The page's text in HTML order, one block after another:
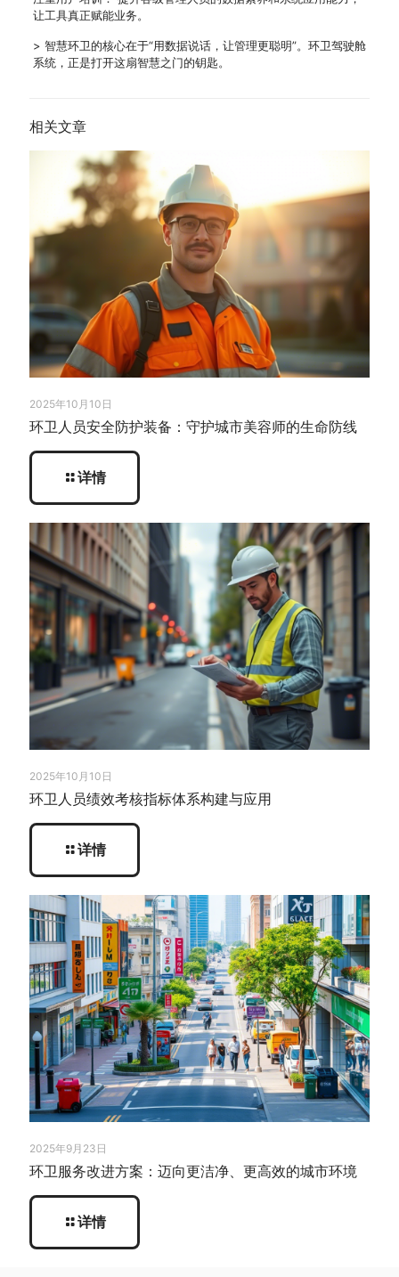
让工具真正赋能业务。
> 智慧环卫的核心在于“用数据说话，让管理更聪明”。环卫驾驶舱
系统，正是打开这扇智慧之门的钥匙。
相关文章
2025年10月10日
环卫人员安全防护装备：守护城市美容师的生命防线
详情
2025年10月10日
环卫人员绩效考核指标体系构建与应用
详情
2025年9月23日
环卫服务改进方案：迈向更洁净、更高效的城市环境
详情